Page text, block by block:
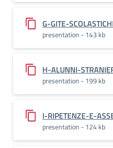
G-GITE-
presentation - 143 kb
H-ALUNNI-
presentation - 199 kb
I-RIPETENZE-E-
presentation - 124 kb